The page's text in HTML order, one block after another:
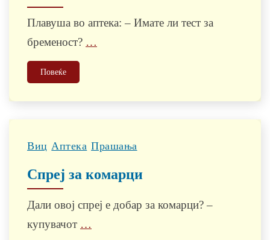
Плавуша во аптека: – Имате ли тест за
бременост? …
Повеќе
Виц Аптека Прашања
Спреј за комарци
Дали овој спреј е добар за комарци? –
купувачот …